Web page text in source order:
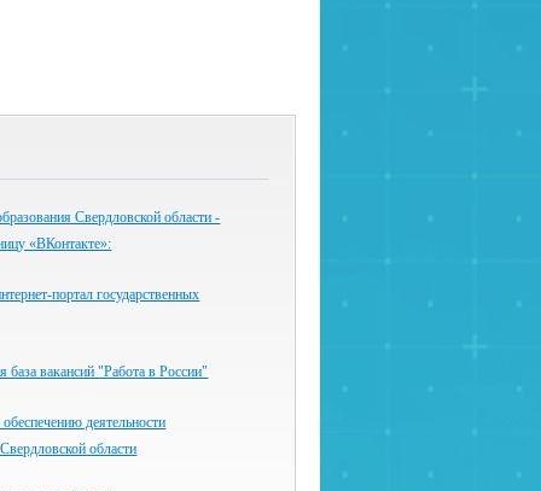
Свердловской области -
«ВКонтакте»:
портал государственных
база вакансий "Работа в России"
деятельности
области